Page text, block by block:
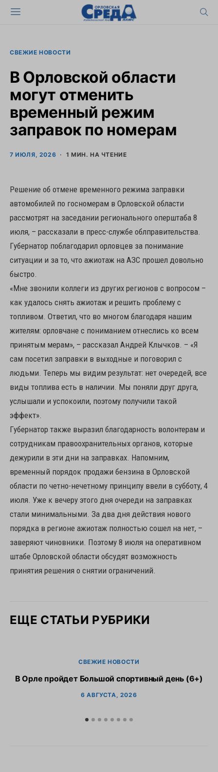
СВЕЖИЕ НОВОСТИ
В Орловской области
могут отменить
временный режим
заправок по номерам
7 ИЮЛЯ, 2026 1 МИН. НА ЧТЕНИЕ
Решение об отмене временного режима заправки
автомобилей по госномерам в Орловской области
рассмотрят на заседании регионального оперштаба 8
июля, – рассказали в пресс-службе облправительства.
Губернатор поблагодарил орловцев за понимание
ситуации и за то, что ажиотаж на АЗС прошел довольно
быстро.
«Мне звонили коллеги из других регионов с вопросом –
как удалось снять ажиотаж и решить проблему с
топливом. Ответил, что во многом благодаря нашим
жителям: орловчане с пониманием отнеслись ко всем
принятым мерам», – рассказал Андрей Клычков. – «Я
сам посетил заправки в выходные и поговорил с
людьми. Теперь мы видим результат: нет очередей, все
виды топлива есть в наличии. Мы поняли друг друга,
услышали и успокоили, поэтому получили такой
эффект».
Губернатор также выразил благодарность волонтерам и
сотрудникам правоохранительных органов, которые
дежурили в эти дни на заправках. Напомним,
временный порядок продажи бензина в Орловской
области по четно-нечетному принципу ввели в субботу, 4
июля. Уже к вечеру этого дня очереди на заправках
стали минимальными. За два дня действия нового
порядка в регионе ажиотаж полностью сошел на нет, –
заверяют чиновники. Поэтому 8 июля на оперативном
штабе Орловской области обсудят возможность
принятия решения о снятии ограничений.
ЕЩЕ СТАТЬИ РУБРИКИ
СВЕЖИЕ НОВОСТИ
В Орле пройдет Большой спортивный день (6+)
6 АВГУСТА, 2026